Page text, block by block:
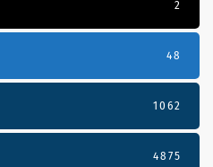
2
48
1062
4875